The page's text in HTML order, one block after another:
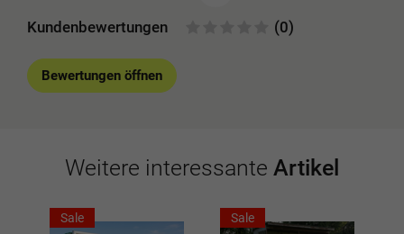
Kundenbewertungen (0)
Bewertungen öffnen
Weitere interessante Artikel
Sale Sale